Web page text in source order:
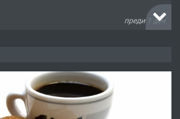
преди 1 ден
АПАРТАМЕНТ В ЦЕНТЪРА НА ГР.
ХАСКОВО